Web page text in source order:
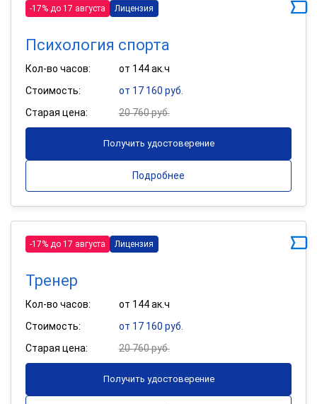
-17% до 17 августа Лицензия
Психология спорта
Кол-во часов:
от 144 ак.ч
Стоимость:
от 17 160 руб.
Старая цена:
20 760 руб.
Получить удостоверение
Подробнее
-17% до 17 августа Лицензия
Тренер
Кол-во часов:
от 144 ак.ч
Стоимость:
от 17 160 руб.
Старая цена:
20 760 руб.
Получить удостоверение